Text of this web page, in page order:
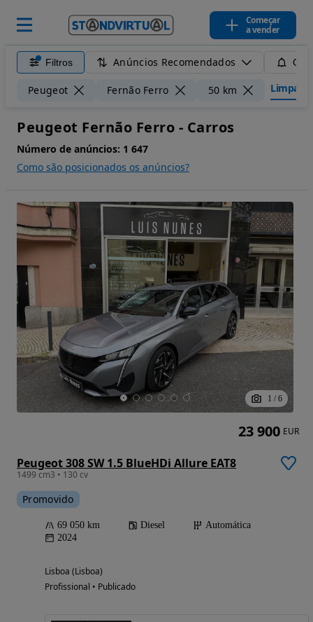
Começar
a vender
Filtros Anúncios Recomendados
Peugeot Fernão Ferro 50 km Limpar
Peugeot Fernão Ferro - Carros
Número de anúncios: 1 647
Como são posicionados os anúncios?
1 / 6
Peugeot 308 SW 1.5 BlueHDi Allure EAT8
1499 cm3 • 130 cv
Promovido
69 050 km Diesel
Automática
2024
Lisboa (Lisboa)
Profissional • Publicado
23 900 EUR